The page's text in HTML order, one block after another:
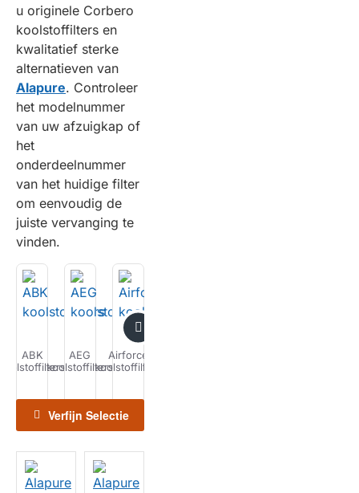
u originele Corbero
koolstoffilters en
kwalitatief sterke
alternatieven van
Alapure. Controleer
het modelnummer
van uw afzuigkap of
het
onderdeelnummer
van het huidige filter
om eenvoudig de
juiste vervanging te
vinden.
ABK
AEG
koolstoffilters
Airforce
koolstoffilterskoolstoffilters
Verfijn Selectie